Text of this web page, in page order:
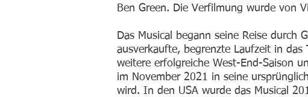
Ben Green. Die Verfilmung wurde von
Das Musical begann seine Reise
ausverkaufte, begrenzte Laufzeit in
weitere erfolgreiche West-End-Saison
im November 2021 in seine
wird. In den USA wurde das Musical